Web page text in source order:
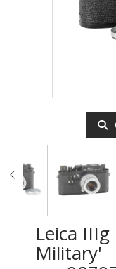
Leica
Military'